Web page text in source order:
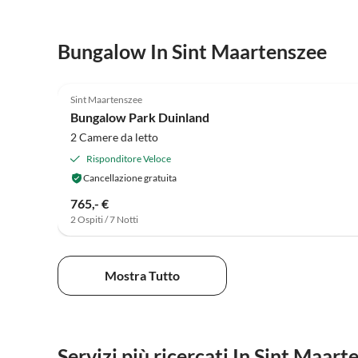
Bungalow In Sint Maartenszee
Sint Maartenszee
Bungalow Park Duinland
2 Camere da letto
Risponditore Veloce
Cancellazione gratuita
765,- €
2 Ospiti / 7 Notti
Mostra Tutto